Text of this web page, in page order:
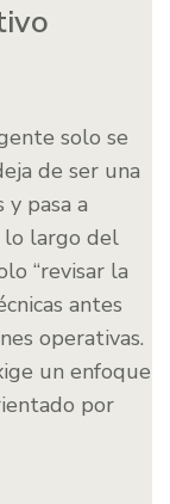
solo se
de ser una
y pasa a
lo largo del
“revisar la
antes
operativas.
un enfoque
por